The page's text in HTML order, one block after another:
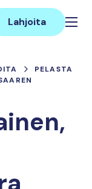
Lahjoita
PELASTA